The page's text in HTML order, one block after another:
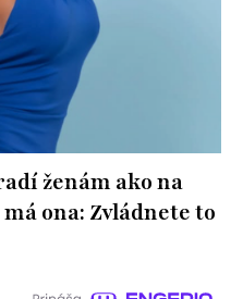
ženám ako na
ona: Zvládnete to